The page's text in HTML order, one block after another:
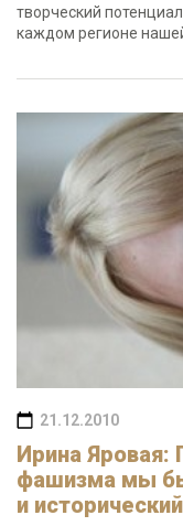
творческий
каждом регионе
21.12.2010
Ирина Яровая:
фашизма мы
и